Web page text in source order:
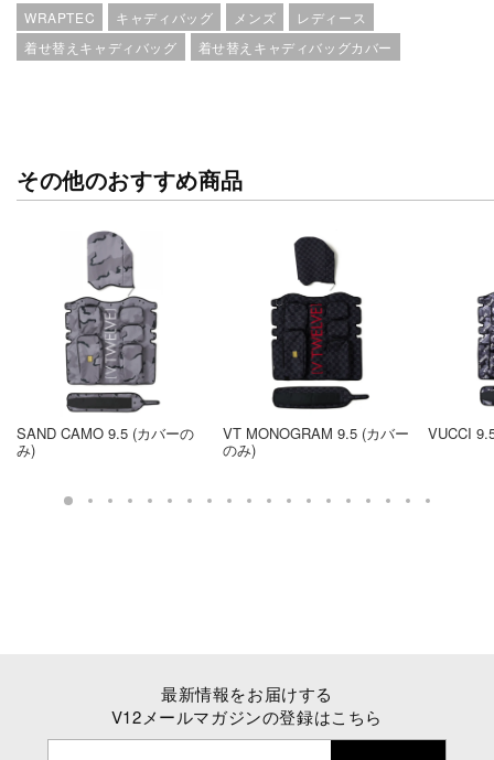
WRAPTEC キャディバッグ メンズ
レディース
着せ替えキャディバッグ
着せ替えキャディバッグカバー
その他のおすすめ商品
SAND CAMO 9.5 (カバーの
み)
VT MONOGRAM 9.5 (カバー
のみ)
VUCCI
最新情報をお届けする
V12メールマガジンの登録はこちら